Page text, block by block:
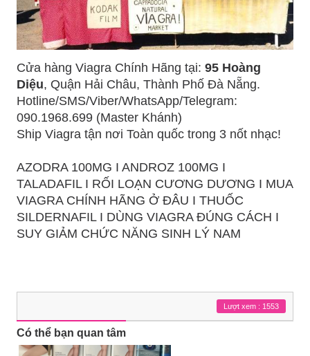
Cửa hàng Viagra Chính Hãng tại: 95 Hoàng
Diệu, Quận Hải Châu, Thành Phố Đà Nẵng.
Hotline/SMS/Viber/WhatsApp/Telegram:
090.1968.699 (Master Khánh)
Ship Viagra tận nơi Toàn quốc trong 3 nốt nhạc!
AZODRA 100MG I ANDROZ 100MG I
TALADAFIL I RỐI LOẠN CƯƠNG DƯƠNG I MUA
VIAGRA CHÍNH HÃNG Ở ĐÂU I THUỐC
SILDERNAFIL I DÙNG VIAGRA ĐÚNG CÁCH I
SUY GIẢM CHỨC NĂNG SINH LÝ NAM
Lượt xem : 1553
Có thể bạn quan tâm